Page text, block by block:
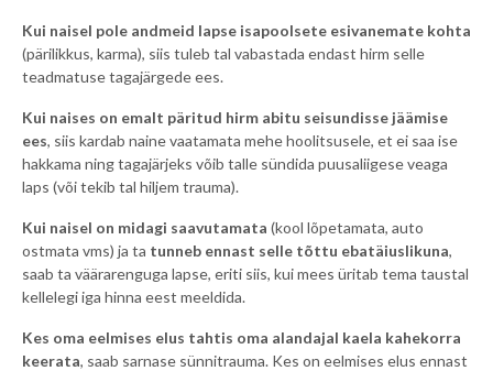
Kui naisel pole andmeid lapse isapoolsete esivanemate kohta
(pärilikkus, karma), siis tuleb tal vabastada endast hirm selle
teadmatuse tagajärgede ees.
Kui naises on emalt päritud hirm abitu seisundisse jäämise
ees, siis kardab naine vaatamata mehe hoolitsusele, et ei saa ise
hakkama ning tagajärjeks võib talle sündida puusaliigese veaga
laps (või tekib tal hiljem trauma).
Kui naisel on midagi saavutamata (kool lõpetamata, auto
ostmata vms) ja ta tunneb ennast selle tõttu ebatäiuslikuna,
saab ta väärarenguga lapse, eriti siis, kui mees üritab tema taustal
kellelegi iga hinna eest meeldida.
Kes oma eelmises elus tahtis oma alandajal kaela kahekorra
keerata, saab sarnase sünnitrauma. Kes on eelmises elus ennast